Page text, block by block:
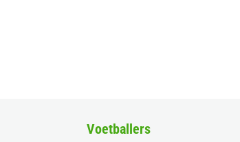
Voetballers